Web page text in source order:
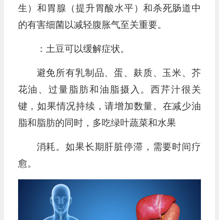
生）和胃腺（提升胃酸水平）和杀死肠道中
的有害细菌以减轻腹胀气至关重要。
：土豆可以缓解症状。
避免所有乳制品、蛋、麸质、玉米、芥
花油、过量脂肪和油脂摄入。西芹汁很关
键，如果情况持续，请增加数量。在减少油
脂和脂肪的同时，多吃绿叶蔬菜和水果
消耗。如果长期肝脏停滞，需要时间疗
愈。